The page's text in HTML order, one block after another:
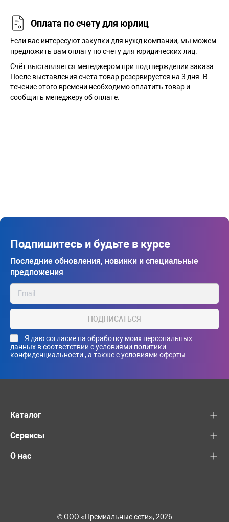
Оплата по счету для юрлиц
Если вас интересуют закупки для нужд компании, мы можем
предложить вам оплату по счету для юридических лиц.
Счёт выставляется менеджером при подтверждении заказа.
После выставления счета товар резервируется на 3 дня. В
течение этого времени необходимо оплатить товар и
сообщить менеджеру об оплате.
Подпишитесь и будьте в курсе
Последние обновления, новинки и специальные
предложения
ПОДПИСАТЬСЯ
Я даюсогласие на обработку моих персональных
данных в соответствии с условиями политики
конфиденциальности , а также сусловиями оферты
Каталог
Сервисы
О нас
© ООО «Премиальные сети», 2026